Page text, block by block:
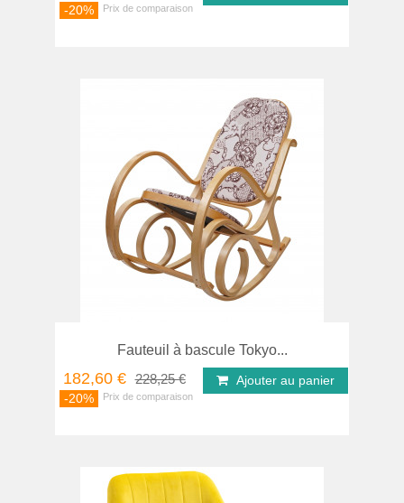
-20%
Fauteuil à bascule Tokyo...
182,60 € 228,25 €
-20%
Ajouter au panier